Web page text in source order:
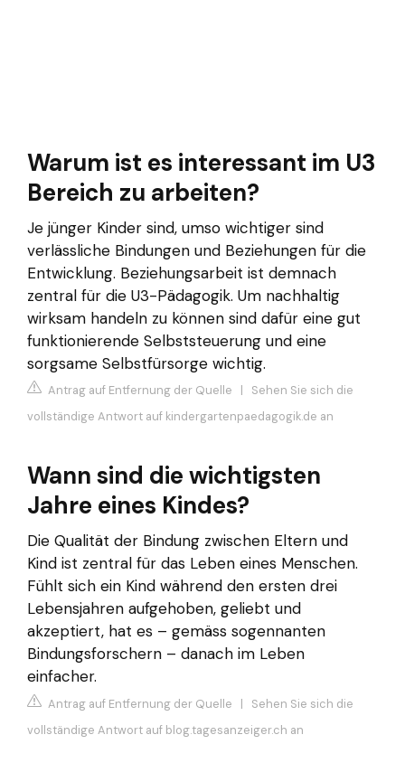
Warum ist es interessant im U3
Bereich zu arbeiten?
Je jünger Kinder sind, umso wichtiger sind
verlässliche Bindungen und Beziehungen für die
Entwicklung. Beziehungsarbeit ist demnach
zentral für die U3-Pädagogik. Um nachhaltig
wirksam handeln zu können sind dafür eine gut
funktionierende Selbststeuerung und eine
sorgsame Selbstfürsorge wichtig.
Antrag auf Entfernung der Quelle | Sehen Sie sich die
vollständige Antwort auf kindergartenpaedagogik.de an
Wann sind die wichtigsten
Jahre eines Kindes?
Die Qualität der Bindung zwischen Eltern und
Kind ist zentral für das Leben eines Menschen.
Fühlt sich ein Kind während den ersten drei
Lebensjahren aufgehoben, geliebt und
akzeptiert, hat es – gemäss sogennanten
Bindungsforschern – danach im Leben
einfacher.
Antrag auf Entfernung der Quelle | Sehen Sie sich die
vollständige Antwort auf blog.tagesanzeiger.ch an